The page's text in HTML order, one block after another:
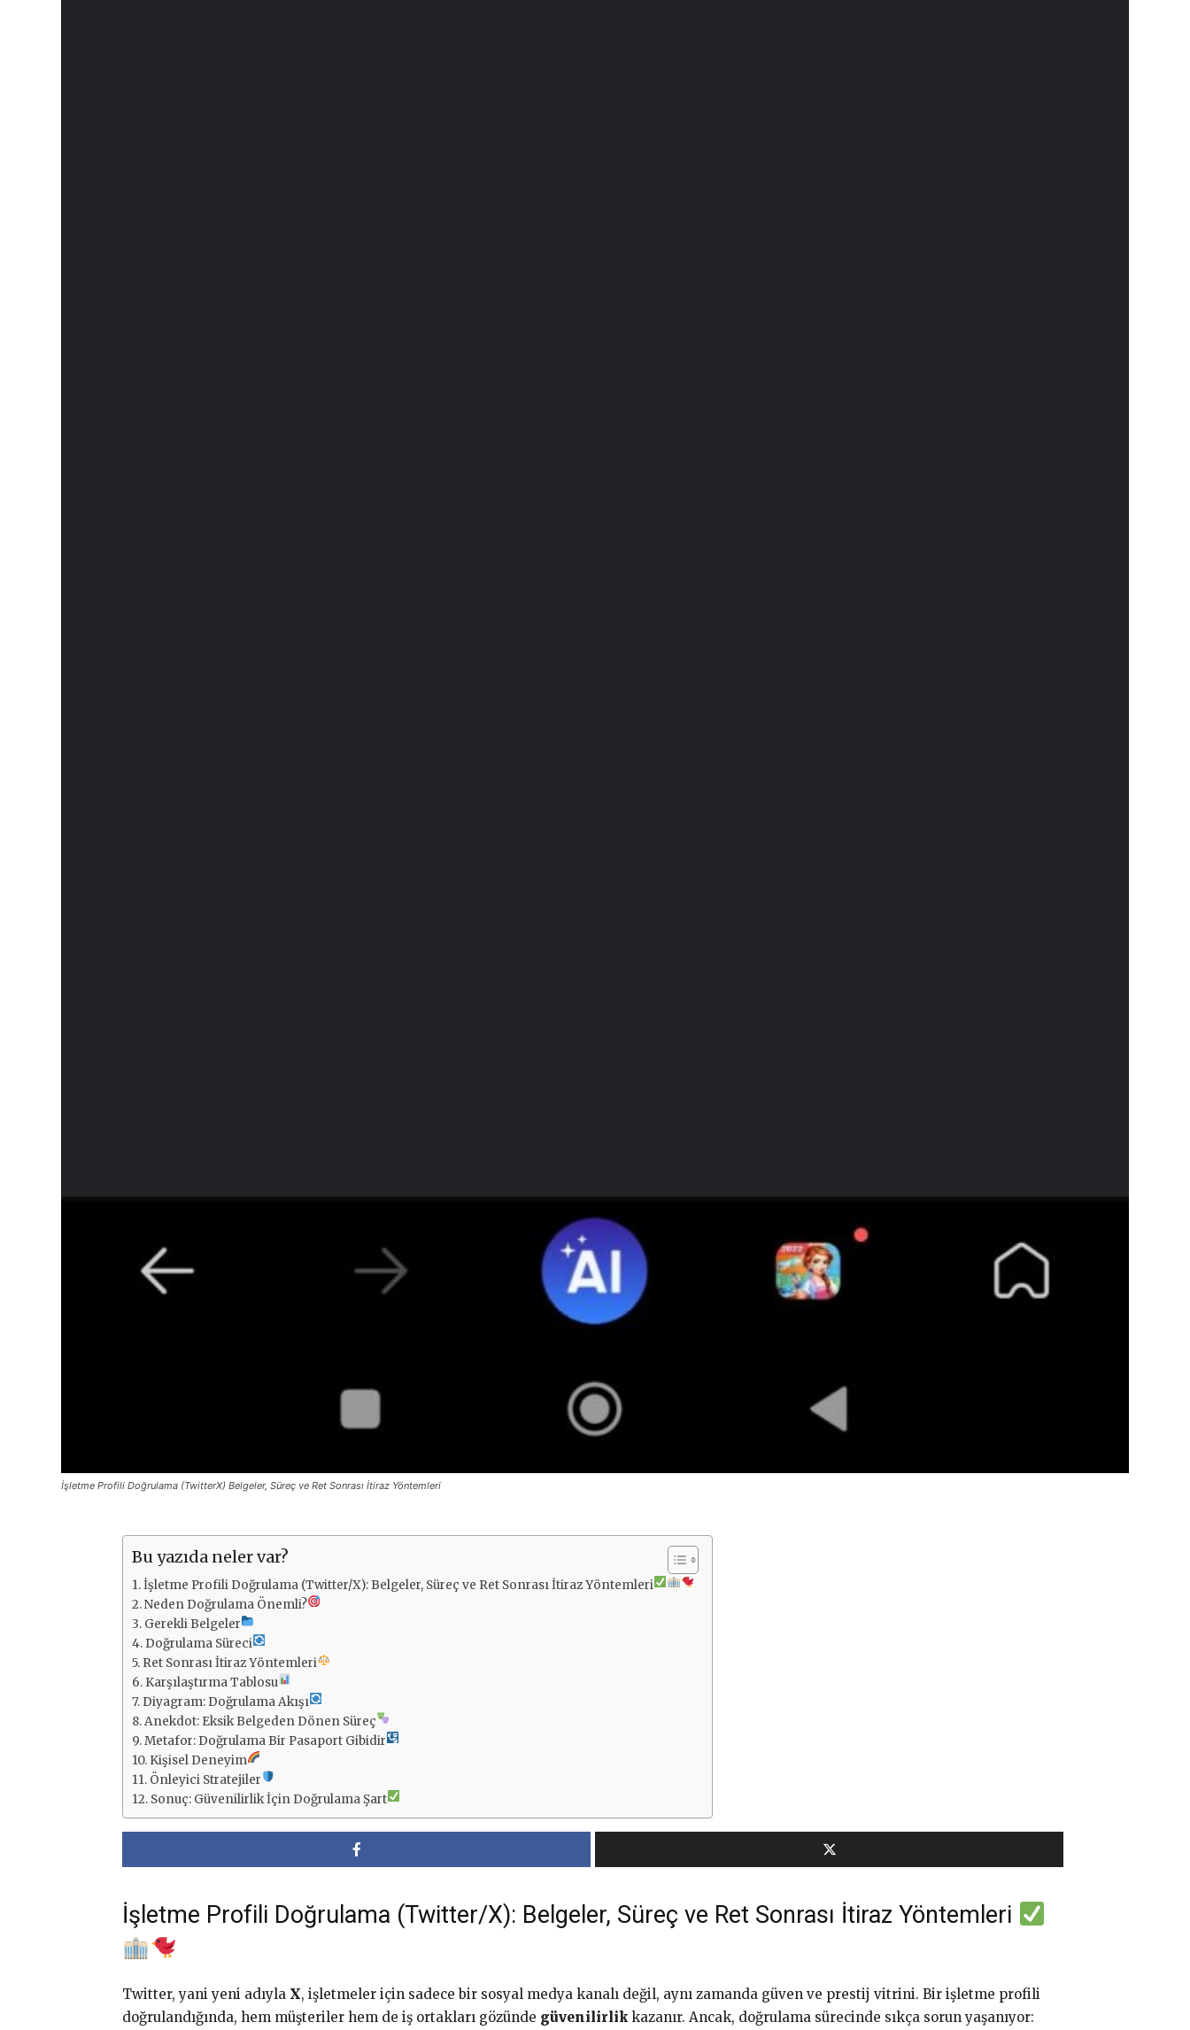
İşletme Profili Doğrulama (TwitterX) Belgeler, Süreç ve Ret Sonrası İtiraz Yöntemleri
Bu yazıda neler var?
İşletme Profili Doğrulama (Twitter/X): Belgeler, Süreç ve Ret Sonrası İtiraz Yöntemleri
Neden Doğrulama Önemli?
Gerekli Belgeler
Doğrulama Süreci
Ret Sonrası İtiraz Yöntemleri
Karşılaştırma Tablosu
Diyagram: Doğrulama Akışı
Anekdot: Eksik Belgeden Dönen Süreç
Metafor: Doğrulama Bir Pasaport Gibidir
Kişisel Deneyim
Önleyici Stratejiler
Sonuç: Güvenilirlik İçin Doğrulama Şart
İşletme Profili Doğrulama (Twitter/X): Belgeler, Süreç ve Ret Sonrası İtiraz Yöntemleri
Twitter, yani yeni adıyla X, işletmeler için sadece bir sosyal medya kanalı değil, aynı zamanda güven ve prestij vitrini. Bir işletme profili
doğrulandığında, hem müşteriler hem de iş ortakları gözünde güvenilirlik kazanır. Ancak, doğrulama sürecinde sıkça sorun yaşanıyor: